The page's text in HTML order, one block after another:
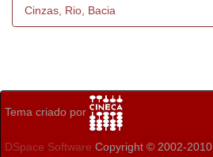
Cinzas, Rio, Bacia
Tema criado por
DSpace Software Copyright © 2002-2010